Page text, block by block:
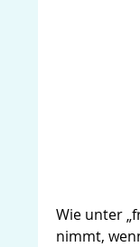
Wie unter
nimmt,